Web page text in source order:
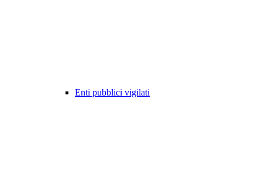
Enti pubblici vigilati